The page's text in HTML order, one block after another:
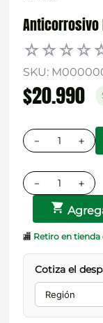
Anticorrosivo
☆☆☆☆
SKU:
$20.990
＋
－
＋
－
🏬 Retiro en
Cotiza el